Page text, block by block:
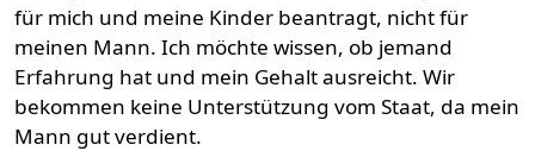
für mich und meine Kinder beantragt, nicht für
meinen Mann. Ich möchte wissen, ob jemand
Erfahrung hat und mein Gehalt ausreicht. Wir
bekommen keine Unterstützung vom Staat, da mein
Mann gut verdient.